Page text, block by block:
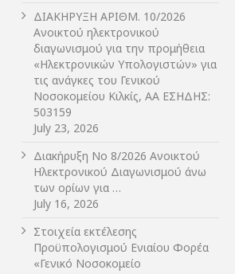
ΔIΑΚΗΡΥΞΗ ΑΡIΘΜ. 10/2026
Ανοικτού ηλεκτρονικού
διαγωνισμού για την προμήθεια
«Ηλεκτρονικών Υπολογιστών» για
τις ανάγκες του Γενικού
Νοσοκομείου Κιλκίς, ΑΑ ΕΣΗΔΗΣ:
503159
July 23, 2026
Διακήρυξη Νο 8/2026 Ανοικτού
Ηλεκτρονικού Διαγωνισμού άνω
των ορίων για …
July 16, 2026
Στοιχεία εκτέλεσης
Προϋπολογισμού Ενιαίου Φορέα
«Γενικό Νοσοκομείο